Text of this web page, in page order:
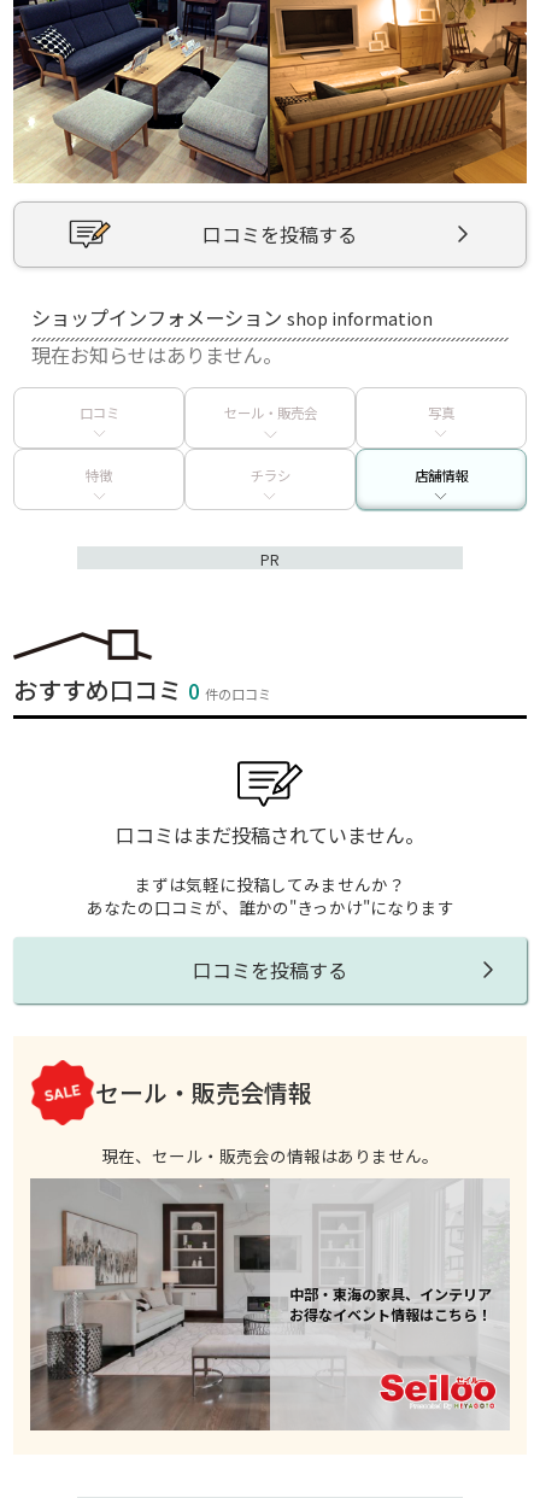
口コミを投稿する
ショップインフォメーションshop information
現在お知らせはありません。
口コミ セール・販売会 写真
特徴 チラシ 店舗情報
PR
おすすめ口コミ 0件の口コミ
口コミはまだ投稿されていません。
まずは気軽に投稿してみませんか？
あなたの口コミが、誰かの"きっかけ"になります
口コミを投稿する
セール・販売会情報
現在、セール・販売会の情報はありません。
中部・東海の家具、インテリア
お得なイベント情報はこちら！